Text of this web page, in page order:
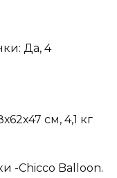
Да, 4
см, 4,1 кг
-Chicco Balloon.